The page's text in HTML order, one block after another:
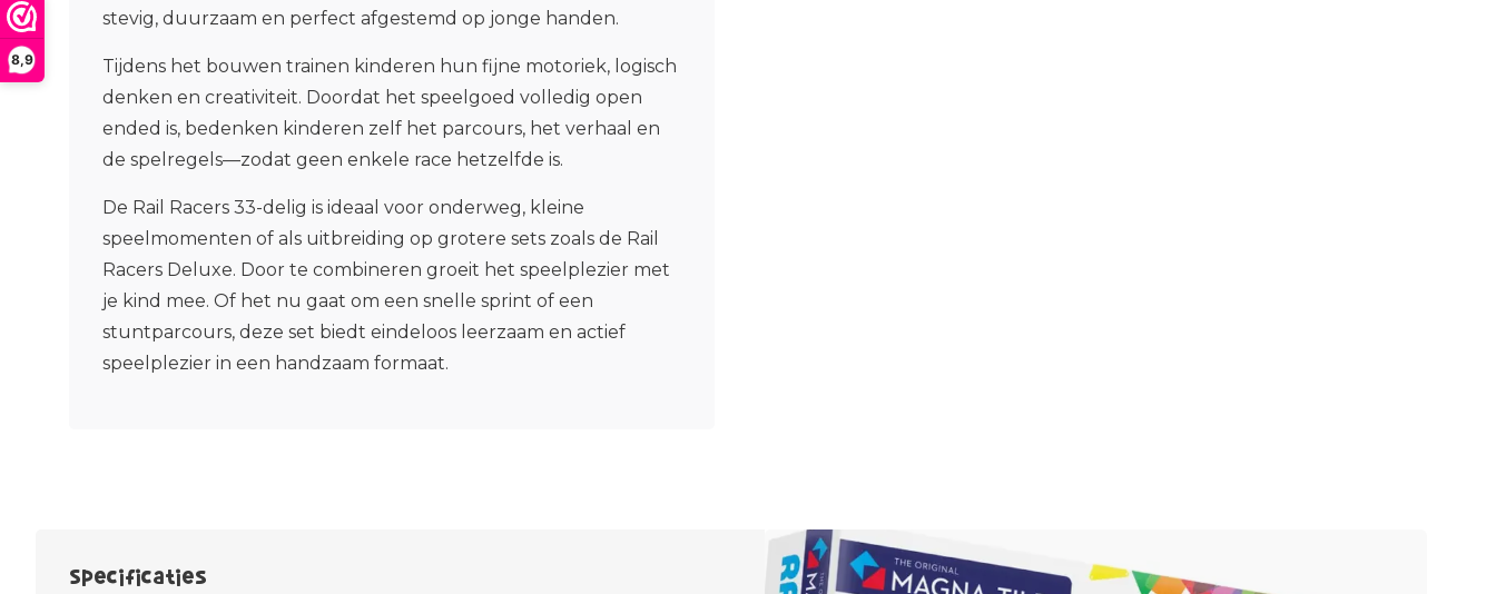
8,9
stevig, duurzaam en perfect afgestemd op jonge handen.
Tijdens het bouwen trainen kinderen hun fijne motoriek, logisch
denken en creativiteit. Doordat het speelgoed volledig open
ended is, bedenken kinderen zelf het parcours, het verhaal en
de spelregels—zodat geen enkele race hetzelfde is.
De Rail Racers 33-delig is ideaal voor onderweg, kleine
speelmomenten of als uitbreiding op grotere sets zoals de Rail
Racers Deluxe. Door te combineren groeit het speelplezier met
je kind mee. Of het nu gaat om een snelle sprint of een
stuntparcours, deze set biedt eindeloos leerzaam en actief
speelplezier in een handzaam formaat.
Specificaties